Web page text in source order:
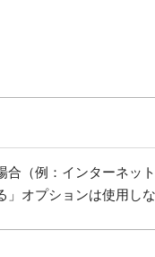
（例：インターネッ
オプションは使用し